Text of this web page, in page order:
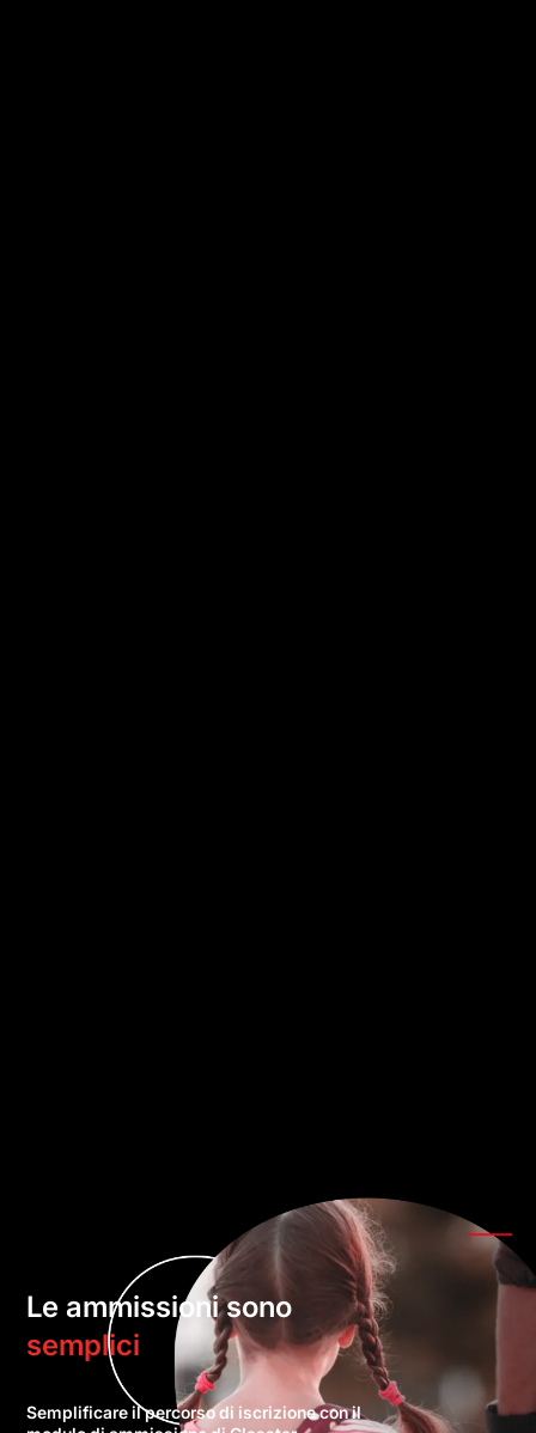
Le ammissioni sono
semplici
Semplificare il percorso di iscrizione con il